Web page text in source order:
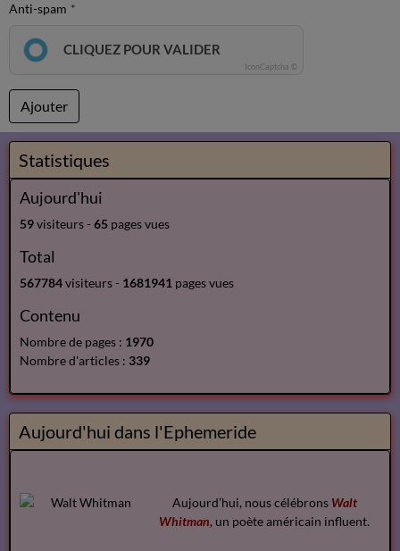
Anti-spam
CLIQUEZ POUR VALIDER
IconCaptcha ©
Ajouter
Statistiques
Aujourd'hui
59visiteurs - 65 pages vues
Total
567784visiteurs - 1681941 pages vues
Contenu
Nombre de pages : 1970
Nombre d'articles : 339
Aujourd'hui dans l'Ephemeride
Aujourd’hui, nous célébrons Walt
Whitman, un poète américain influent.